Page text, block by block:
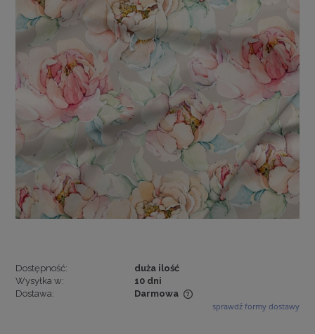
Dostępność:
duża ilość
Wysyłka w:
10 dni
Dostawa:
Darmowa
Cena nie zawiera ewentualnych kosztów płatności
sprawdź formy dostawy